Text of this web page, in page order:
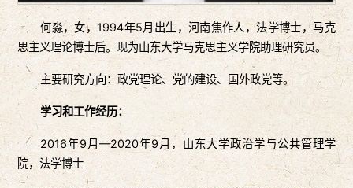
何淼，女，1994年5月出生，河南焦作人，法学博士，马克
思主义理论博士后。现为山东大学马克思主义学院助理研究员。
主要研究方向：政党理论、党的建设、国外政党等。
学习和工作经历：
2016年9月—2020年9月，山东大学政治学与公共管理学
院，法学博士